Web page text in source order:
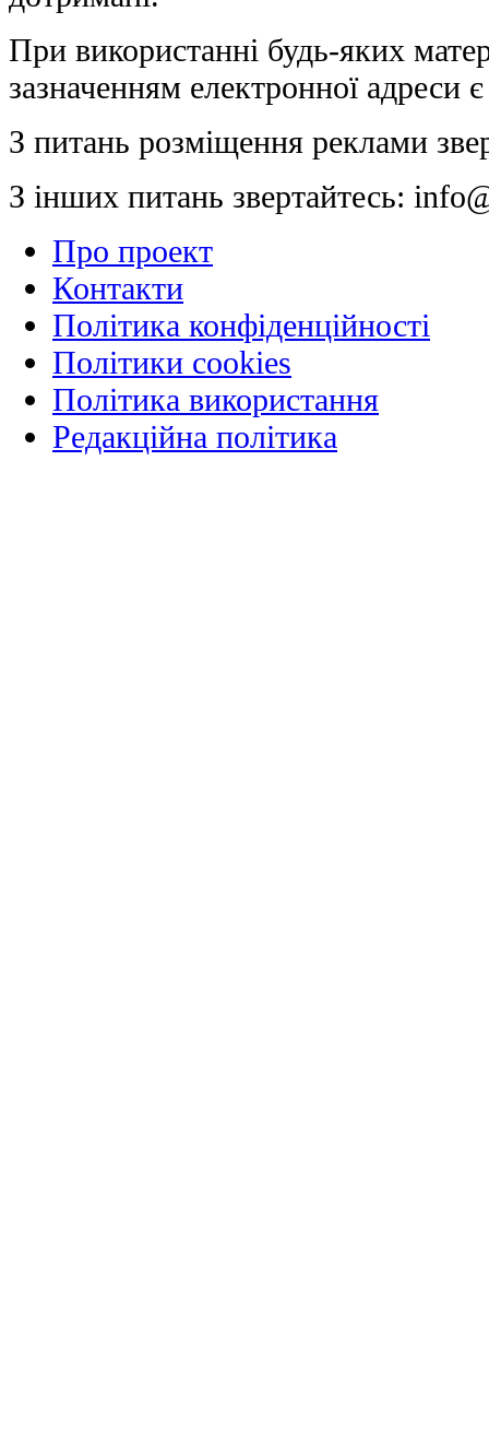
При використанні будь-яких
зазначенням електронної адреси
З питань розміщення реклами
З інших питань звертайтесь:
Про проект
Контакти
Політика конфіденційності
Політики cookies
Політика використання
Редакційна політика